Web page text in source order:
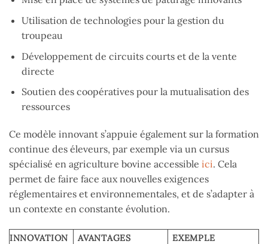
Utilisation de technologies pour la gestion du
troupeau
Développement de circuits courts et de la vente
directe
Soutien des coopératives pour la mutualisation des
ressources
Ce modèle innovant s’appuie également sur la formation
continue des éleveurs, par exemple via un cursus
spécialisé en agriculture bovine accessible ici. Cela
permet de faire face aux nouvelles exigences
réglementaires et environnementales, et de s’adapter à
un contexte en constante évolution.
INNOVATION AVANTAGES
EXEMPLE